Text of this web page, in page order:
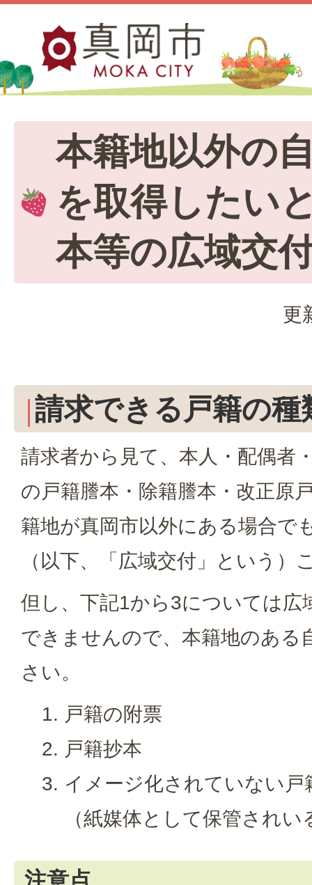
本籍地以外の
を取得したい
本等の広域交
更
請求できる戸籍の種
請求者から見て、本人・配偶者
の戸籍謄本・除籍謄本・改正原
籍地が真岡市以外にある場合で
（以下、「広域交付」という）
但し、下記1から3については広
できませんので、本籍地のある
さい。
戸籍の附票
戸籍抄本
イメージ化されていない戸
（紙媒体として保管されい